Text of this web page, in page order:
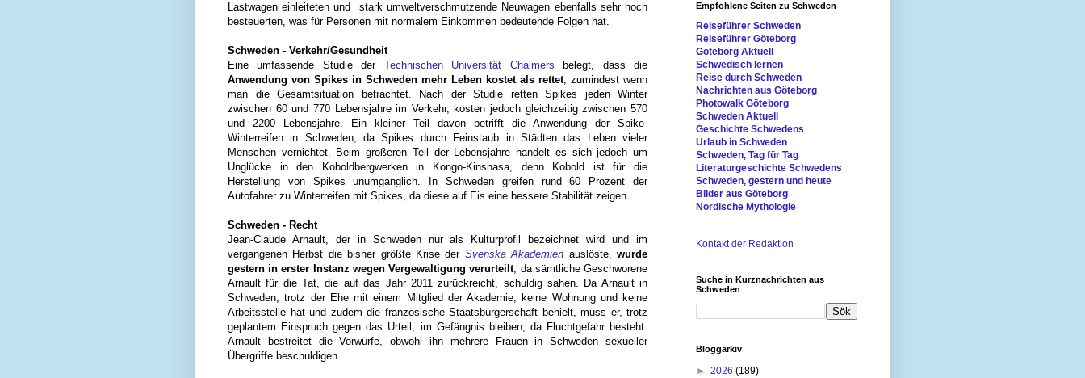
Lastwagen einleiteten und stark umweltverschmutzende Neuwagen ebenfalls sehr hoch
besteuerten, was für Personen mit normalem Einkommen bedeutende Folgen hat.
Schweden - Verkehr/Gesundheit
Eine umfassende Studie der Technischen Universität Chalmers belegt, dass die
Anwendung von Spikes in Schweden mehr Leben kostet als rettet, zumindest wenn
man die Gesamtsituation betrachtet. Nach der Studie retten Spikes jeden Winter
zwischen 60 und 770 Lebensjahre im Verkehr, kosten jedoch gleichzeitig zwischen 570
und 2200 Lebensjahre. Ein kleiner Teil davon betrifft die Anwendung der Spike-
Winterreifen in Schweden, da Spikes durch Feinstaub in Städten das Leben vieler
Menschen vernichtet. Beim größeren Teil der Lebensjahre handelt es sich jedoch um
Unglücke in den Koboldbergwerken in Kongo-Kinshasa, denn Kobold ist für die
Herstellung von Spikes unumgänglich. In Schweden greifen rund 60 Prozent der
Autofahrer zu Winterreifen mit Spikes, da diese auf Eis eine bessere Stabilität zeigen.
Schweden - Recht
Jean-Claude Arnault, der in Schweden nur als Kulturprofil bezeichnet wird und im
vergangenen Herbst die bisher größte Krise der Svenska Akademien auslöste,wurde
gestern in erster Instanz wegen Vergewaltigung verurteilt, da sämtliche Geschworene
Arnault für die Tat, die auf das Jahr 2011 zurückreicht, schuldig sahen. Da Arnault in
Schweden, trotz der Ehe mit einem Mitglied der Akademie, keine Wohnung und keine
Arbeitsstelle hat und zudem die französische Staatsbürgerschaft behielt, muss er, trotz
geplantem Einspruch gegen das Urteil, im Gefängnis bleiben, da Fluchtgefahr besteht.
Arnault bestreitet die Vorwürfe, obwohl ihn mehrere Frauen in Schweden sexueller
Übergriffe beschuldigen.
Empfohlene Seiten zu Schweden
Reiseführer Schweden
Reiseführer Göteborg
Göteborg Aktuell
Schwedisch lernen
Reise durch Schweden
Nachrichten aus Göteborg
Photowalk Göteborg
Schweden Aktuell
Geschichte Schwedens
Urlaub in Schweden
Schweden, Tag für Tag
Literaturgeschichte Schwedens
Schweden, gestern und heute
Bilder aus Göteborg
Nordische Mythologie
Kontakt der Redaktion
Suche in Kurznachrichten aus
Schweden
Bloggarkiv
► 2026 (189)